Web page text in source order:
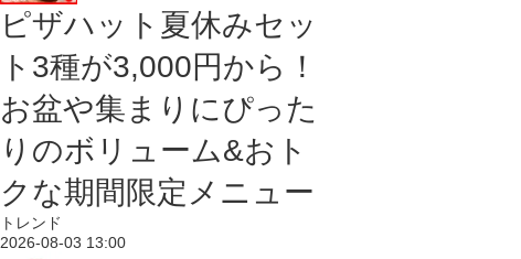
ピザハット夏休みセッ
ト3種が3,000円から！
お盆や集まりにぴった
りのボリューム&おト
クな期間限定メニュー
トレンド
2026-08-03 13:00